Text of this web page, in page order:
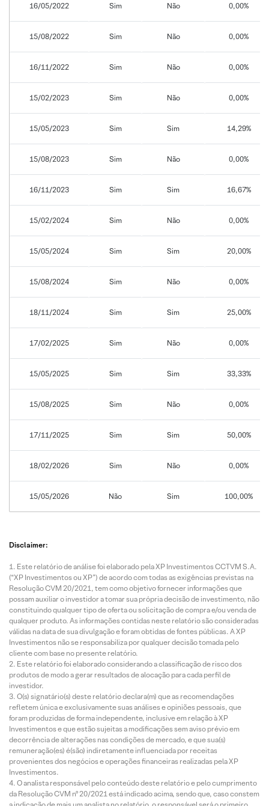
16/05/2022 Sim Não 0,00%
15/08/2022 Sim Não 0,00%
16/11/2022 Sim Não 0,00%
15/02/2023 Sim Não 0,00%
15/05/2023 Sim Sim 14,29%
15/08/2023 Sim Não 0,00%
16/11/2023 Sim Sim 16,67%
15/02/2024 Sim Não 0,00%
15/05/2024 Sim Sim 20,00%
15/08/2024 Sim Não 0,00%
18/11/2024 Sim Sim 25,00%
17/02/2025 Sim Não 0,00%
15/05/2025 Sim Sim 33,33%
15/08/2025 Sim Não 0,00%
17/11/2025 Sim Sim 50,00%
18/02/2026 Sim Não 0,00%
15/05/2026 Não Sim 100,00%
Disclaimer:
Este relatório de análise foi elaborado pela XP Investimentos CCTVM S.A.
(“XP Investimentos ou XP”) de acordo com todas as exigências previstas na
Resolução CVM 20/2021, tem como objetivo fornecer informações que
possam auxiliar o investidor a tomar sua própria decisão de investimento, não
constituindo qualquer tipo de oferta ou solicitação de compra e/ou venda de
qualquer produto. As informações contidas neste relatório são consideradas
válidas na data de sua divulgação e foram obtidas de fontes públicas. A XP
Investimentos não se responsabiliza por qualquer decisão tomada pelo
cliente com base no presente relatório.
Este relatório foi elaborado considerando a classificação de risco dos
produtos de modo a gerar resultados de alocação para cada perfil de
investidor.
O(s) signatário(s) deste relatório declara(m) que as recomendações
refletem única e exclusivamente suas análises e opiniões pessoais, que
foram produzidas de forma independente, inclusive em relação à XP
Investimentos e que estão sujeitas a modificações sem aviso prévio em
decorrência de alterações nas condições de mercado, e que sua(s)
remuneração(es) é(são) indiretamente influenciada por receitas
provenientes dos negócios e operações financeiras realizadas pela XP
Investimentos.
O analista responsável pelo conteúdo deste relatório e pelo cumprimento
da Resolução CVM nº 20/2021 está indicado acima, sendo que, caso constem